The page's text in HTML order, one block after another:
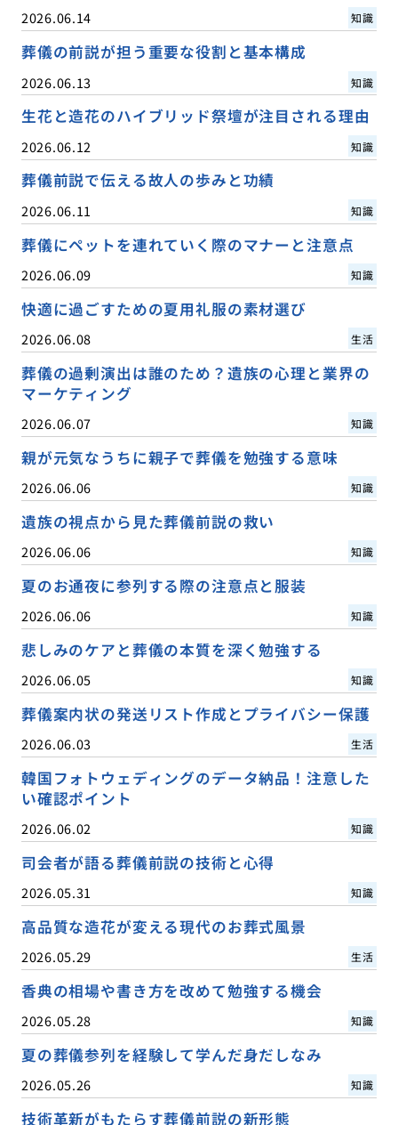
2026.06.14 知識
葬儀の前説が担う重要な役割と基本構成
2026.06.13 知識
生花と造花のハイブリッド祭壇が注目される理由
2026.06.12 知識
葬儀前説で伝える故人の歩みと功績
2026.06.11 知識
葬儀にペットを連れていく際のマナーと注意点
2026.06.09 知識
快適に過ごすための夏用礼服の素材選び
2026.06.08 生活
葬儀の過剰演出は誰のため？遺族の心理と業界の
マーケティング
2026.06.07 知識
親が元気なうちに親子で葬儀を勉強する意味
2026.06.06 知識
遺族の視点から見た葬儀前説の救い
2026.06.06 知識
夏のお通夜に参列する際の注意点と服装
2026.06.06 知識
悲しみのケアと葬儀の本質を深く勉強する
2026.06.05 知識
葬儀案内状の発送リスト作成とプライバシー保護
2026.06.03 生活
韓国フォトウェディングのデータ納品！注意した
い確認ポイント
2026.06.02 知識
司会者が語る葬儀前説の技術と心得
2026.05.31 知識
高品質な造花が変える現代のお葬式風景
2026.05.29 生活
香典の相場や書き方を改めて勉強する機会
2026.05.28 知識
夏の葬儀参列を経験して学んだ身だしなみ
2026.05.26 知識
技術革新がもたらす葬儀前説の新形態